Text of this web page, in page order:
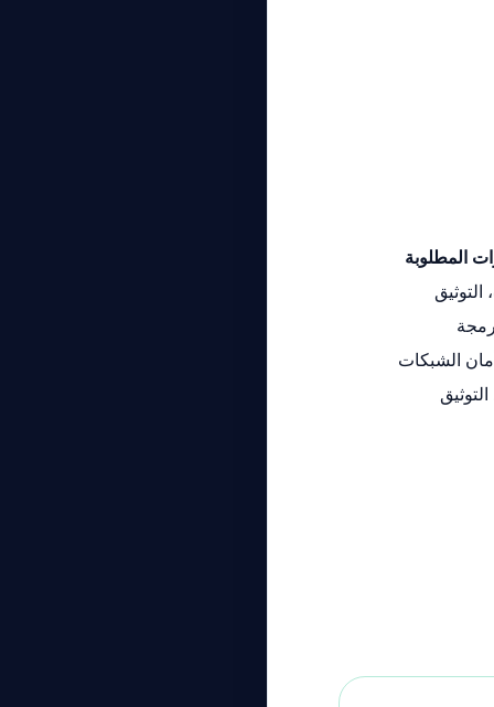
المطلوبة
أمان الشبكات
التوثيق